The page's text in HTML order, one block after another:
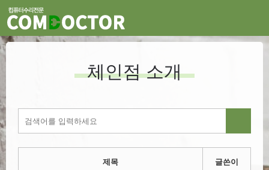
체인점 소개
제목 글쓴이